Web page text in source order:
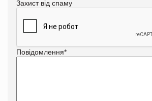
Захист від спаму
Повідомлення*